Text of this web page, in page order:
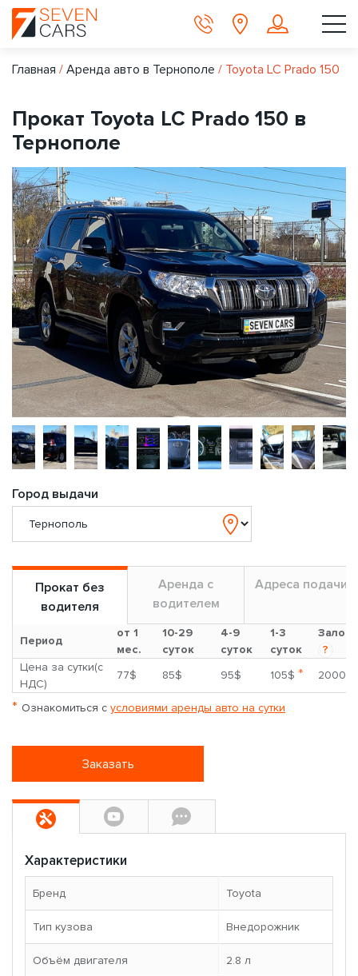
Главная / Аренда авто в Тернополе / Toyota LC Prado 150
Прокат Toyota LC Prado 150 в
Тернополе
Город выдачи
Прокат без
водителя
Аренда с
водителем
Адреса подачи
Период
от 1
мес.
10-29
суток
4-9
суток
1-3
суток
Залог
?
Цена за сутки(с
НДС)
77$ 85$ 95$ 105$ * 2000$
* Ознакомиться с условиями аренды авто на сутки
Заказать
Характеристики
Бренд Toyota
Тип кузова Внедорожник
Объём двигателя 2.8 л